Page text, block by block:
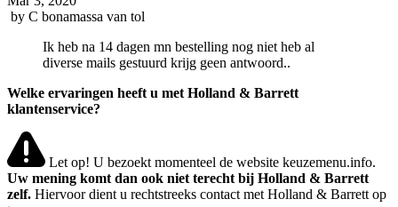
by C bonamassa van tol
Ik heb na 14 dagen mn bestelling nog niet heb al
diverse mails gestuurd krijg geen antwoord..
Welke ervaringen heeft u met Holland & Barrett
klantenservice?
Let op! U bezoekt momenteel de website keuzemenu.info.
Uw mening komt dan ook niet terecht bij Holland & Barrett
zelf. Hiervoor dient u rechtstreeks contact met Holland & Barrett op